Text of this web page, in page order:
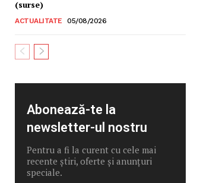
(surse)
ACTUALITATE 05/08/2026
Abonează-te la
newsletter-ul nostru
Pentru a fi la curent cu cele mai
recente știri, oferte și anunțuri
speciale.